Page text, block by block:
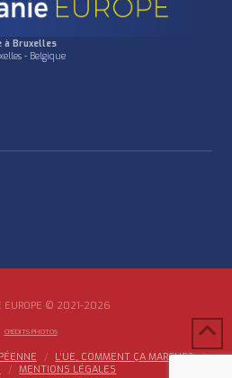
à Bruxelles
- Belgique
EUROPE © 2021-2026
CRÉDITS PHOTOS
L’UE, COMMENT ÇA MARCHE?
MENTIONS LÉGALES